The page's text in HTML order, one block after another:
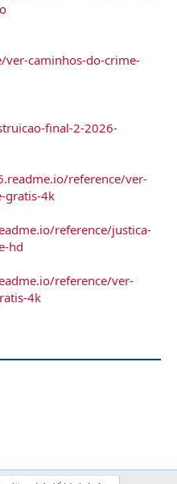
caminhos-do-crime-
final-2-2026-
reference/ver-
gratis-4k
reference/justica-
hd
reference/ver-
4k